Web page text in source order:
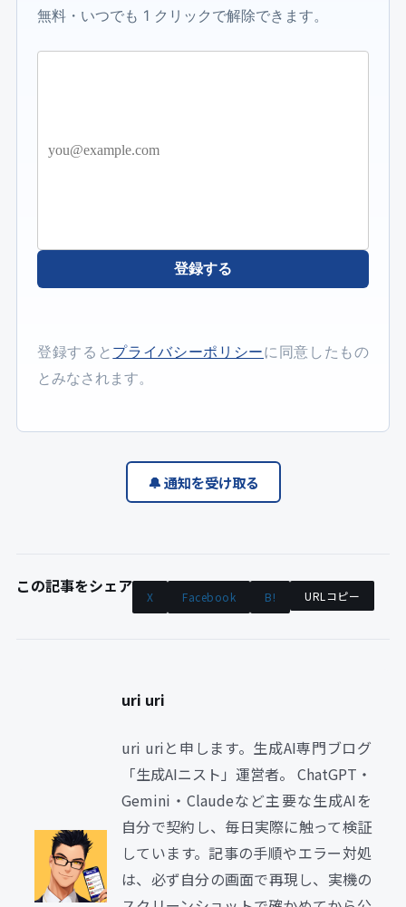
無料・いつでも 1 クリックで解除できます。
登録する
登録すると プライバシーポリシーに同意したもの
とみなされます。
🔔 通知を受け取る
この記事をシェア X Facebook B! URLコピー
uri uri
uri uriと申します。生成AI専門ブログ
「生成AIニスト」運営者。 ChatGPT・
Gemini・Claudeなど主要な生成AIを
自分で契約し、毎日実際に触って検証
しています。記事の手順やエラー対処
は、必ず自分の画面で再現し、実機の